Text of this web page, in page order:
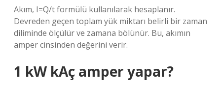
Akım, I=Q/t formülü kullanılarak hesaplanır.
Devreden geçen toplam yük miktarı belirli bir zaman
diliminde ölçülür ve zamana bölünür. Bu, akımın
amper cinsinden değerini verir.
1 kW kAç amper yapar?